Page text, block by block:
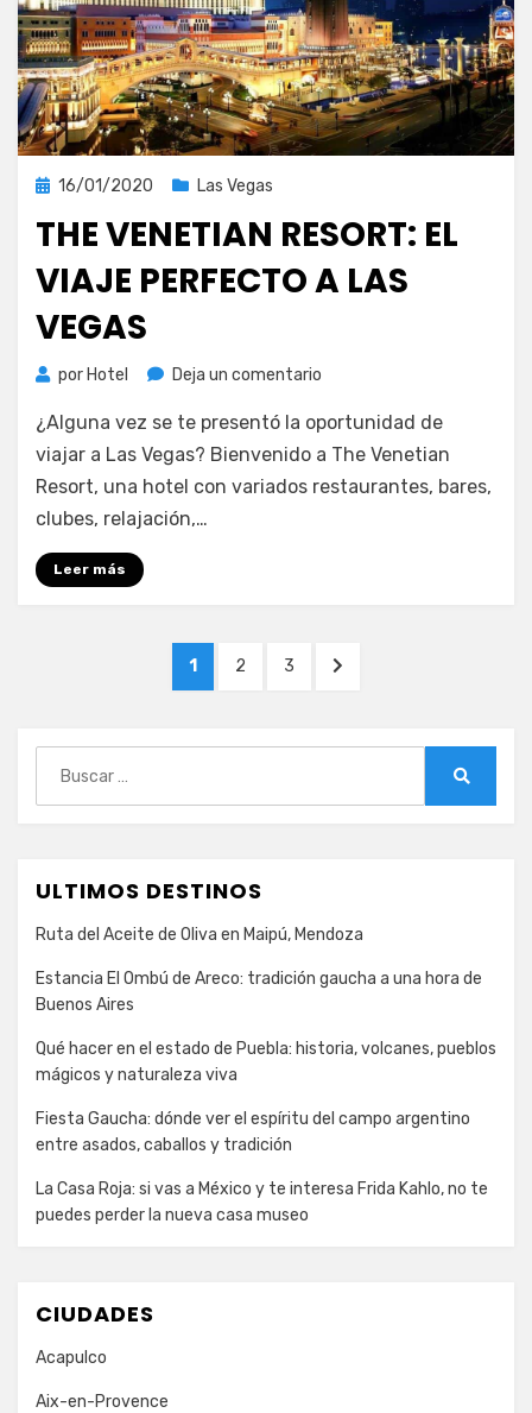
Publicada
16/01/2020 Las Vegas
THE VENETIAN RESORT: EL
VIAJE PERFECTO A LAS
VEGAS
por Hotel Deja un comentario
Venetian
Resort:
el
¿Alguna vez se te presentó la oportunidad de
viajar a Las Vegas? Bienvenido a The Venetian
Resort, una hotel con variados restaurantes, bares,
clubes, relajación,…
Leer más
Paginación
entradas
PÁGINA
1 PÁGINA
2 PÁGINA
3
PÁGINA
ULTIMOS DESTINOS
Ruta del Aceite de Oliva en Maipú, Mendoza
Estancia El Ombú de Areco: tradición gaucha a una hora de
Buenos Aires
Qué hacer en el estado de Puebla: historia, volcanes, pueblos
mágicos y naturaleza viva
Fiesta Gaucha: dónde ver el espíritu del campo argentino
entre asados, caballos y tradición
La Casa Roja: si vas a México y te interesa Frida Kahlo, no te
puedes perder la nueva casa museo
CIUDADES
Acapulco
Aix-en-Provence